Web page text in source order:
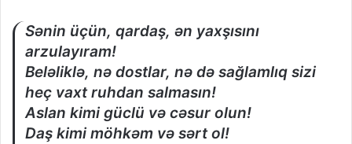
Sənin üçün, qardaş, ən yaxşısını
arzulayıram!
Beləliklə, nə dostlar, nə də sağlamlıq sizi
heç vaxt ruhdan salmasın!
Aslan kimi güclü və cəsur olun!
Daş kimi möhkəm və sərt ol!